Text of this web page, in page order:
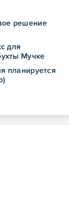
решение
для
Мучке
планируется